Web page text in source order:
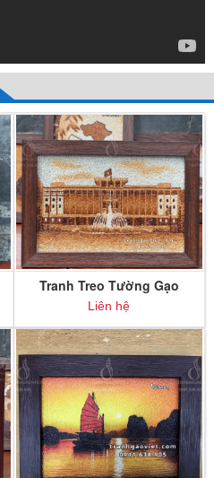
Tranh Treo Tường Gạo
Rang Dinh Độc Lập
Liên hệ